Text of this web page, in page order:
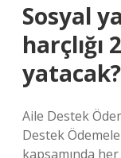
Sosyal
harçlığı
yatacak?
Aile Destek
Destek
kapsamında her